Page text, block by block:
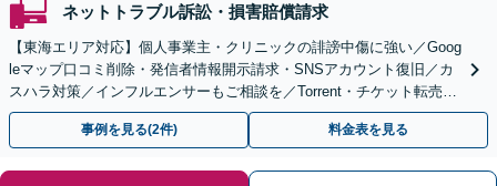
ネットトラブル訴訟・損害賠償請求
【東海エリア対応】個人事業主・クリニックの誹謗中傷に強い／Goog
leマップ口コミ削除・発信者情報開示請求・SNSアカウント復旧／カ
スハラ対策／インフルエンサーもご相談を／Torrent・チケット転売等
の加害者側対応も得意
事例を見る(2件) 料金表を見る